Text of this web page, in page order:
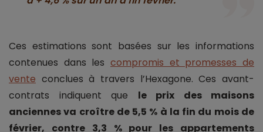
Ces estimations sont basées sur les informations
contenues dans les compromis et promesses de
vente conclues à travers l’Hexagone. Ces avant-
contrats indiquent que le prix des maisons
anciennes va croître de 5,5 % à la fin du mois de
février, contre 3,3 % pour les appartements